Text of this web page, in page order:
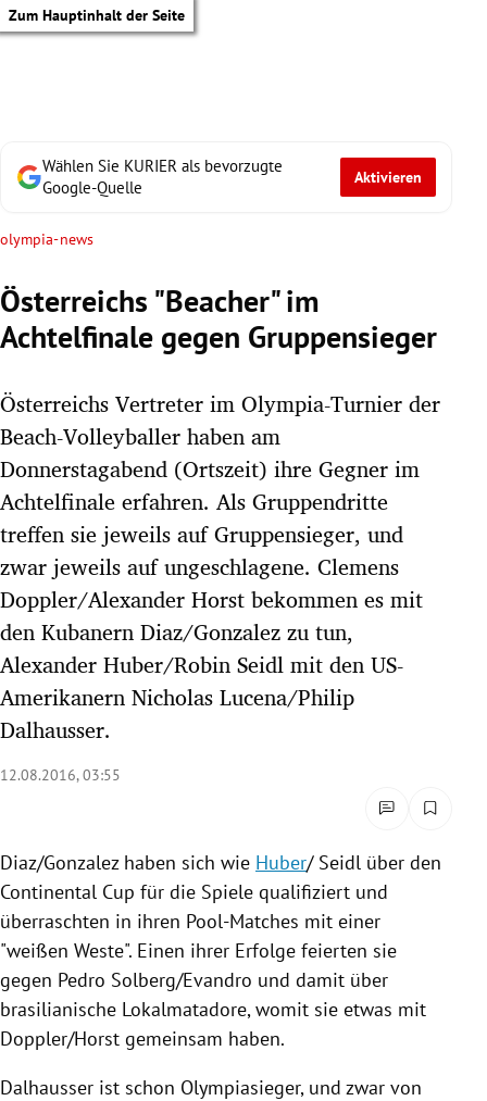
Zum Hauptinhalt der Seite
Untermenü
Untermenü
Untermenü
Untermenü
Untermenü
Untermenü
Untermenü
Untermenü
Untermenü
Wählen Sie KURIER als bevorzugte
Google-Quelle
Aktivieren
olympia-news
Österreichs "Beacher" im
Achtelfinale gegen Gruppensieger
Österreichs Vertreter im Olympia-Turnier der
Beach-Volleyballer haben am
Donnerstagabend (Ortszeit) ihre Gegner im
Achtelfinale erfahren. Als Gruppendritte
treffen sie jeweils auf Gruppensieger, und
zwar jeweils auf ungeschlagene. Clemens
Doppler/Alexander Horst bekommen es mit
den Kubanern Diaz/Gonzalez zu tun,
Alexander Huber/Robin Seidl mit den US-
Amerikanern Nicholas Lucena/Philip
Dalhausser.
12.08.2016, 03:55
Diaz/Gonzalez haben sich wie Huber/ Seidl über den
Continental Cup für die Spiele qualifiziert und
überraschten in ihren Pool-Matches mit einer
"weißen Weste". Einen ihrer Erfolge feierten sie
gegen Pedro Solberg/Evandro und damit über
brasilianische Lokalmatadore, womit sie etwas mit
Doppler/Horst gemeinsam haben.
Dalhausser ist schon Olympiasieger, und zwar von